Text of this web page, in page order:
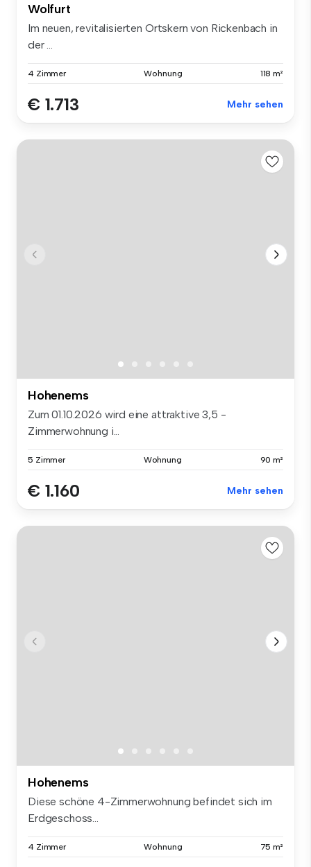
Wolfurt
Im neuen, revitalisierten Ortskern von Rickenbach in
der ...
4 Zimmer Wohnung 118 m²
€ 1.713 Mehr sehen
Hohenems
Zum 01.10.2026 wird eine attraktive 3,5 -
Zimmerwohnung i...
5 Zimmer Wohnung 90 m²
€ 1.160 Mehr sehen
Hohenems
Diese schöne 4-Zimmerwohnung befindet sich im
Erdgeschoss...
4 Zimmer Wohnung 75 m²